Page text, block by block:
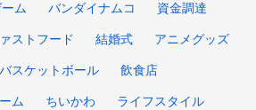
ム バンダイナムコ 資金調達
ストフード 結婚式 アニメグッズ
バスケットボール 飲食店
ム ちいかわ ライフスタイル